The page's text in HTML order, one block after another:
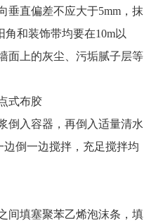
垂直偏差不应大于5mm，抹
角和装饰带均要在10m以
面上的灰尘、污垢腻子层等
式布胶
倒入容器，再倒入适量清水
倒一边搅拌，充足搅拌均
间填塞聚苯乙烯泡沫条，填